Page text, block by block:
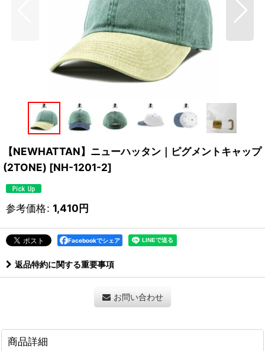
【NEWHATTAN】ニューハッタン｜ピグメントキャップ
(2TONE) [NH-1201-2]
参考価格: 1,410円
Facebookでシェア
返品特約に関する重要事項
お問い合わせ
商品詳細